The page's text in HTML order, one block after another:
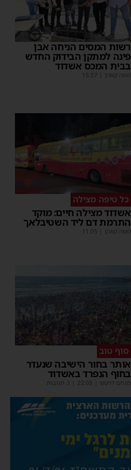
רשות המסים הניחה אבן
פינה למתקן הבידוק החדש
בבית המכס אשדוד
משה קאהן 15:37
כל טיפה מצילה
אשדוד מצילה חיים: מוקד
התרמת דם ליד השטיבלאך
משה קאהן 11:05
סוף טוב
אותר בחור הישיבה שנעדר
בחוף הנפרד באשדוד
מנחם דויטש 22:08